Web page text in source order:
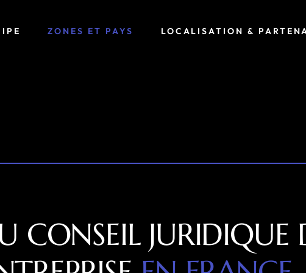
ZONES ET PAYS LOCALISATION &
CONSEIL JURIDIQUE